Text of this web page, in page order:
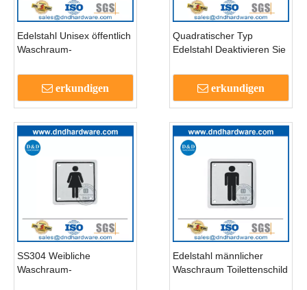
Edelstahl Unisex öffentlich
Waschraum-
Toiletten-DDSP003
erkundigen
Quadratischer Typ
Edelstahl Deaktivieren Sie
Platte-DDSP
erkundigen
SS304 Weibliche
Waschraum-
Edelstahl männlicher
Waschraum Toilettenschild